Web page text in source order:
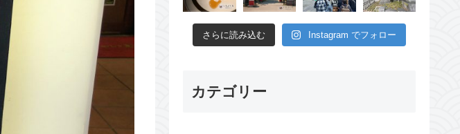
さらに読み込む Instagram でフォロー
カテゴリー